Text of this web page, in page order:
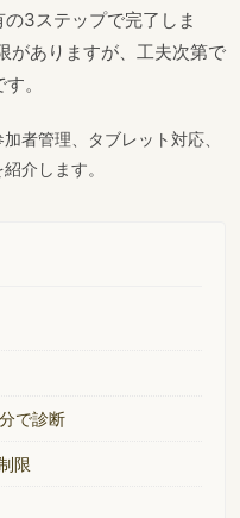
3ステップで完了しま
がありますが、工夫次第で
。
者管理、タブレット対応、
介します。
で診断
限